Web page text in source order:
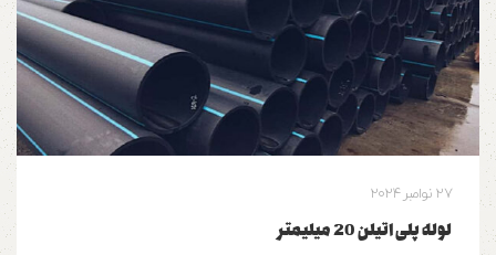
27 نوامبر 2024
لوله پلی اتیلن 20 میلیمتر